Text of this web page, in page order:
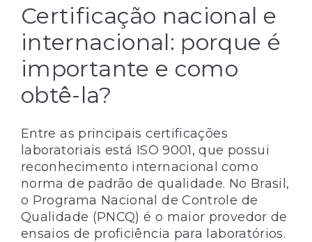
Certificação nacional e
internacional: porque é
importante e como
obtê-la?
Entre as principais certificações
laboratoriais está ISO 9001, que possui
reconhecimento internacional como
norma de padrão de qualidade. No Brasil,
o Programa Nacional de Controle de
Qualidade (PNCQ) é o maior provedor de
ensaios de proficiência para laboratórios.